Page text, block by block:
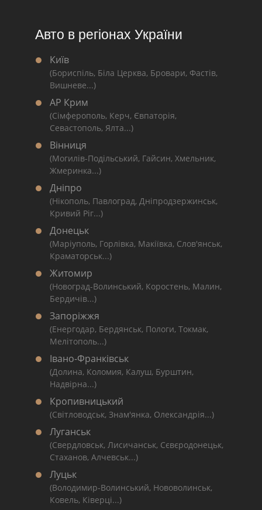
Авто в регіонах України
Київ
(Бориспіль, Біла Церква, Бровари, Фастів,
Вишневе...)
АР Крим
(Сімферополь, Керч, Євпаторія,
Севастополь, Ялта...)
Вінниця
(Могилів-Подільський, Гайсин, Хмельник,
Жмеринка...)
Дніпро
(Нікополь, Павлоград, Дніпродзержинськ,
Кривий Ріг...)
Донецьк
(Маріуполь, Горлівка, Макіївка, Слов'янськ,
Краматорськ...)
Житомир
(Новоград-Волинський, Коростень, Малин,
Бердичів...)
Запоріжжя
(Енергодар, Бердянськ, Пологи, Токмак,
Мелітополь...)
Івано-Франківськ
(Долина, Коломия, Калуш, Бурштин,
Надвірна...)
Кропивницький
(Світловодськ, Знам'янка, Олександрія...)
Луганськ
(Свердловськ, Лисичанськ, Сєвєродонецьк,
Стаханов, Алчевськ...)
Луцьк
(Володимир-Волинський, Нововолинськ,
Ковель, Ківерці...)